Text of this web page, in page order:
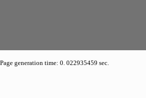
Page generation time: 0. 022935459 sec.